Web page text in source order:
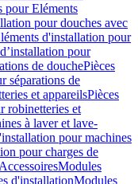
pour Eléments
pour douches avec
d'installation pour
pour
de douchePièces
séparations de
et appareilsPièces
robinetteries et
à laver et lave-
pour machines
pour charges de
Modules
d'installationModules